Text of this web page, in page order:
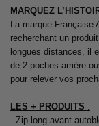
MARQUEZ
La marque Française
recherchant un
longues distances, il
de 2 poches arrière
pour relever vos
LES + PRODUITS :
- Zip long avant